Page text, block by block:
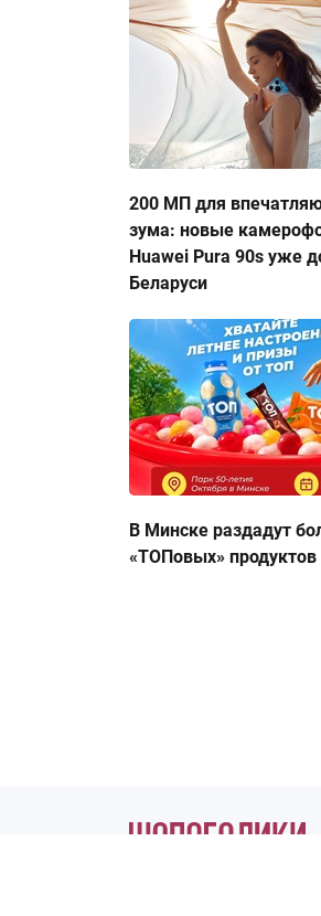
200 МП для
зума: новые
Huawei Pura 90s уже
Беларуси
В Минске раздадут
«ТОПовых» продуктов